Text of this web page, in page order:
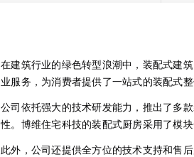
在建筑行业的绿色转型浪潮中，装配式建
业服务，为消费者提供了一站式的装配式整
公司依托强大的技术研发能力，推出了多
性。博维住宅科技的装配式厨房采用了模
此外，公司还提供全方位的技术支持和售